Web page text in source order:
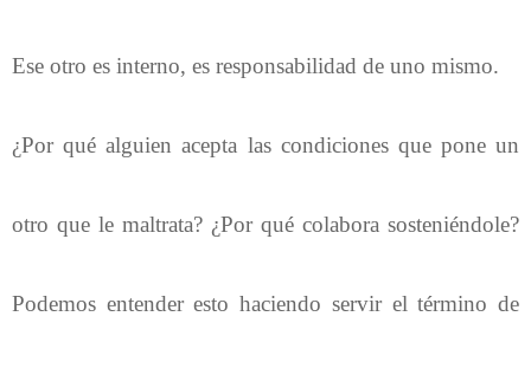
Ese otro es interno, es responsabilidad de uno mismo.
¿Por qué alguien acepta las condiciones que pone un
otro que le maltrata? ¿Por qué colabora sosteniéndole?
Podemos entender esto haciendo servir el término de